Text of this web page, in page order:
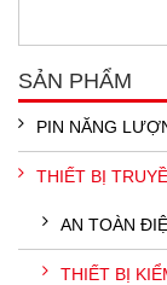
SẢN PHẨM
PIN NĂNG
THIẾT BỊ
AN TOÀN
THIẾT BỊ